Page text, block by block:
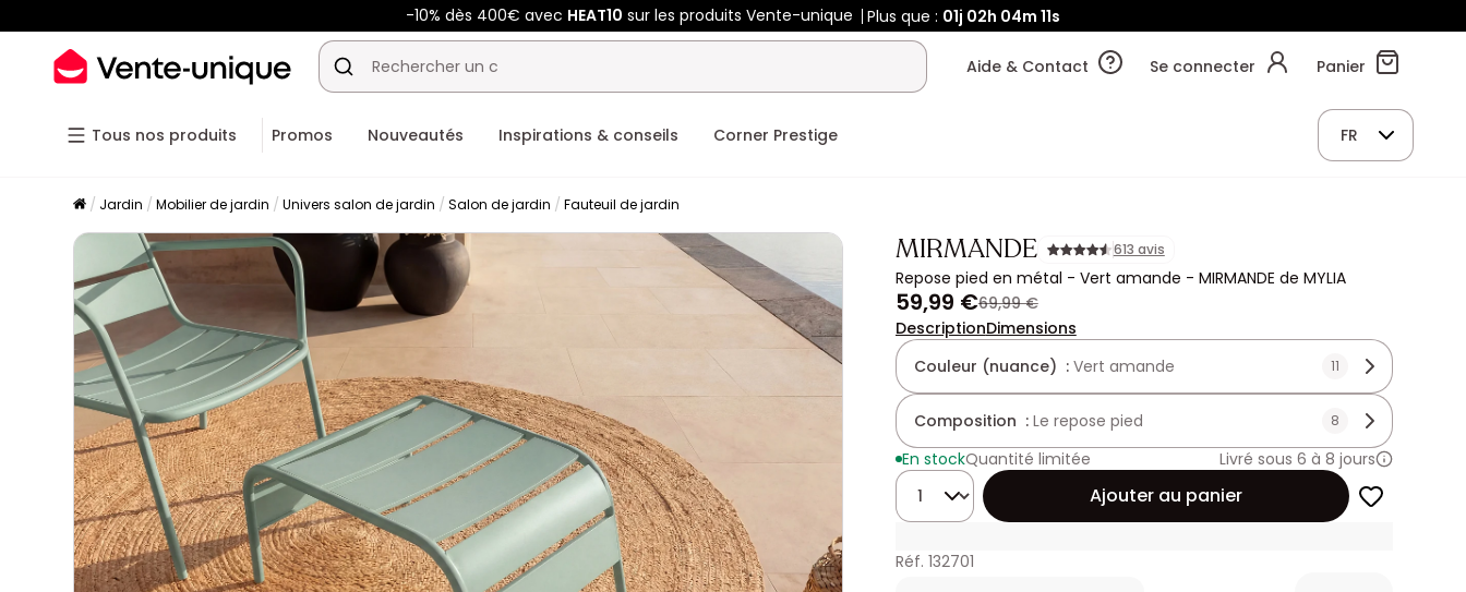
-10% dès 400€ avec HEAT10 sur les produits Vente-unique Plus que : 01j 02h 04m 11s
Aide & Contact Se connecter Panier
Tous nos produits Promos Nouveautés Inspirations & conseils Corner Prestige FR
Jardin Mobilier de jardin Univers salon de jardin Salon de jardin Fauteuil de jardin
MIRMANDE 613 avis
Repose pied en métal - Vert amande - MIRMANDE de MYLIA
59,99 €69,99 €
DescriptionDimensions
Couleur (nuance) : Vert amande 11
Composition : Le repose pied 8
En stockQuantité limitée
Livré sous 6 à 8 jours
Quantité
Ajouter au panier
Réf. 132701